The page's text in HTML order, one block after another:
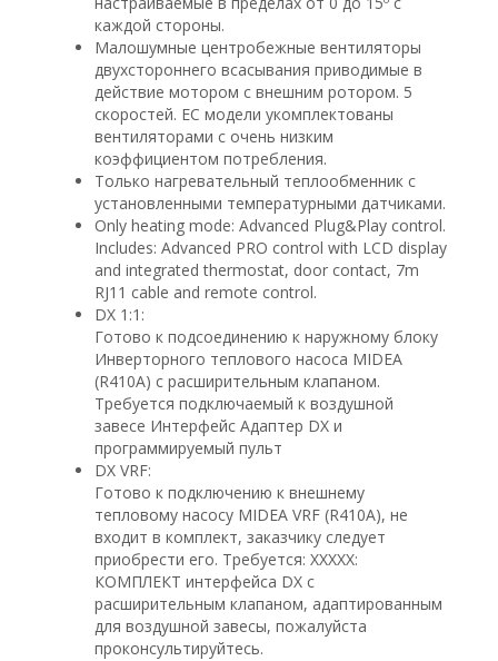
каждой стороны.
Малошумные центробежные вентиляторы
двухстороннего всасывания приводимые в
действие мотором с внешним ротором. 5
скоростей. EC модели укомплектованы
вентиляторами с очень низким
коэффициентом потребления.
Только нагревательный теплообменник с
установленными температурными датчиками.
Only heating mode: Advanced Plug&Play control.
Includes: Advanced PRO control with LCD display
and integrated thermostat, door contact, 7m
RJ11 cable and remote control.
DX 1:1:
Готово к подсоединению к наружному блоку
Инверторного теплового насоса MIDEA
(R410A) с расширительным клапаном.
Требуется подключаемый к воздушной
завесе Интерфейс Адаптер DX и
программируемый пульт
DX VRF:
Готово к подключению к внешнему
тепловому насосу MIDEA VRF (R410A), не
входит в комплект, заказчику следует
приобрести его. Требуется: XXXXX:
КОМПЛЕКТ интерфейса DX с
расширительным клапаном, адаптированным
для воздушной завесы, пожалуйста
проконсультируйтесь.